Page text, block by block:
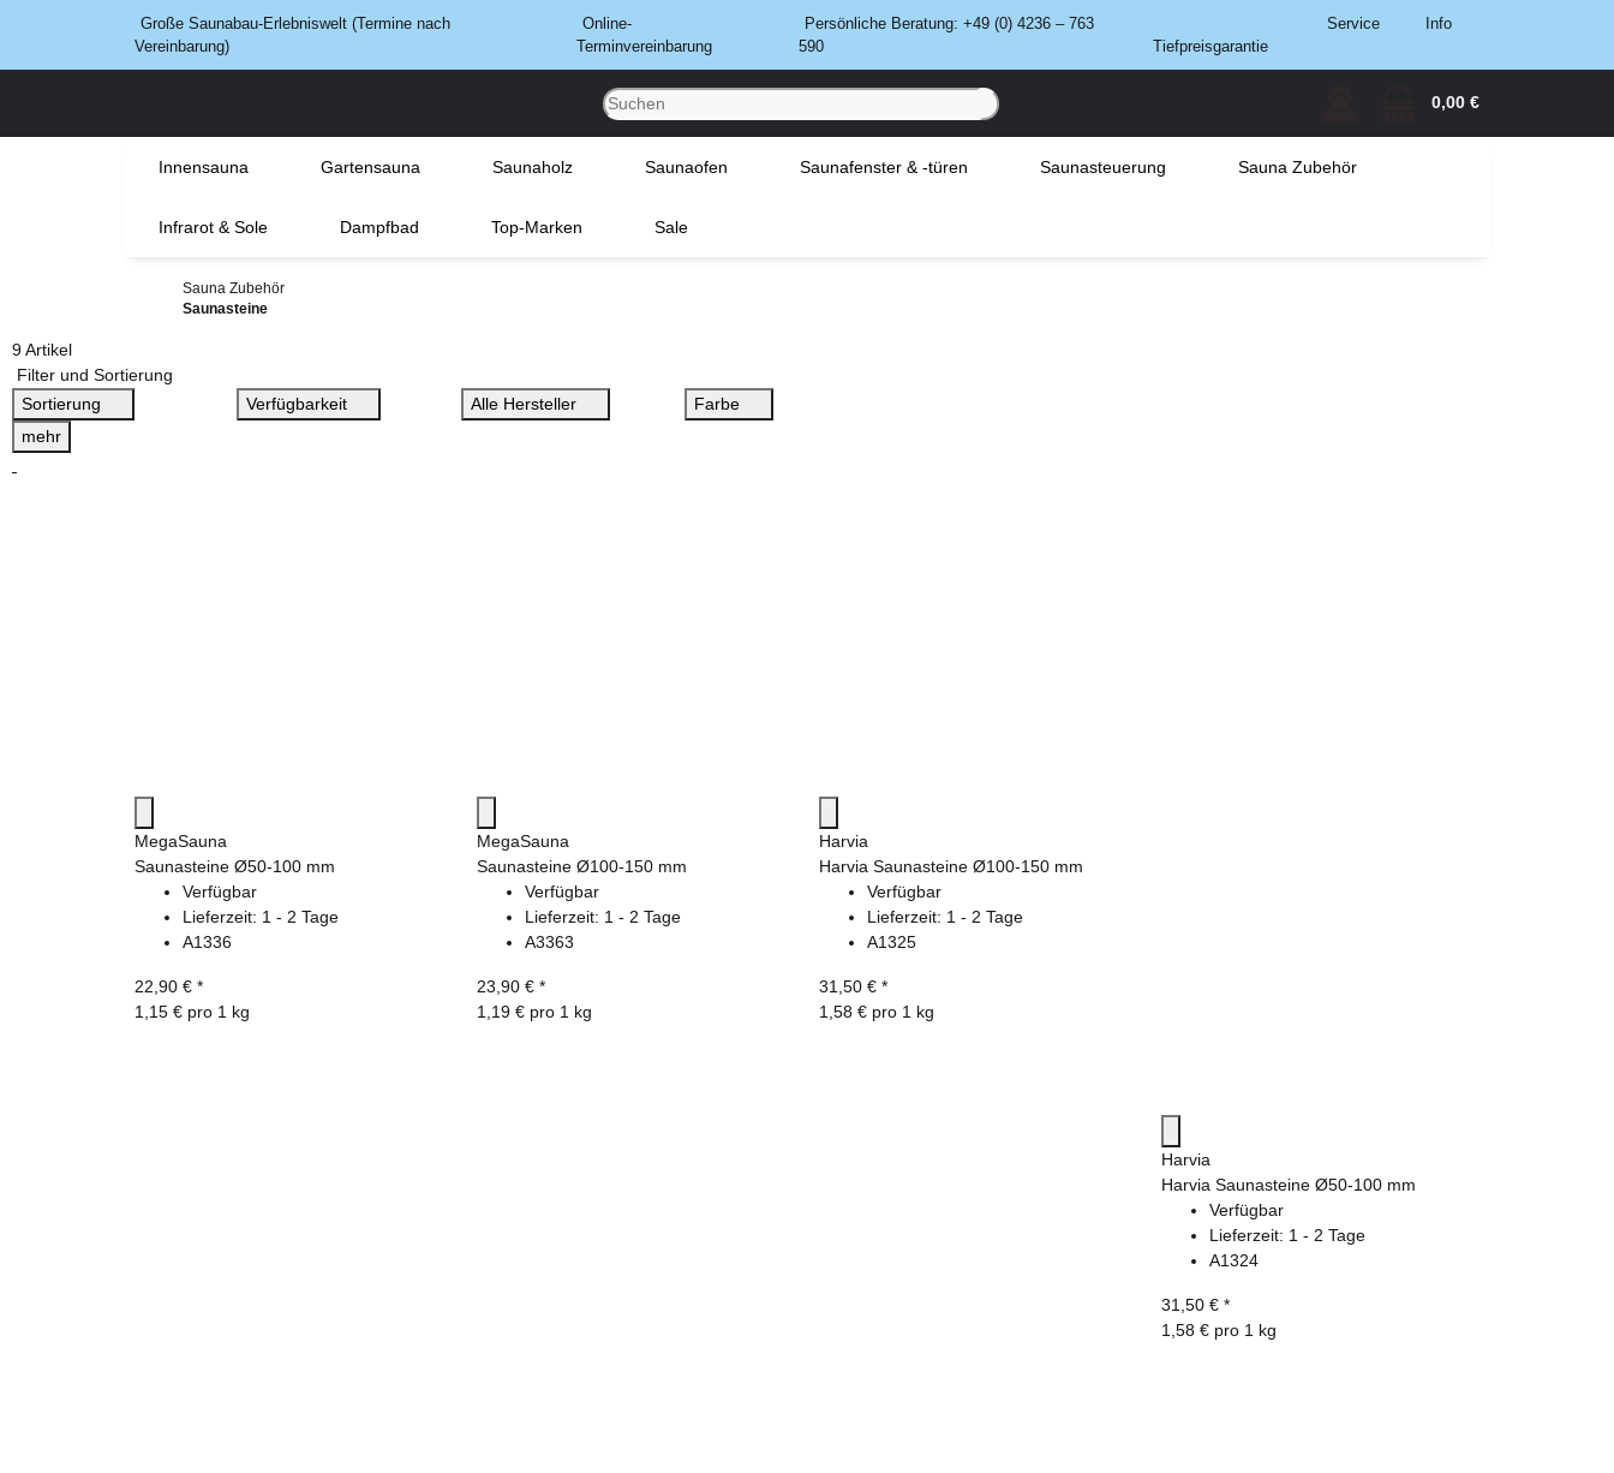
Große Saunabau-Erlebniswelt (Termine nach
Vereinbarung)
Online-
Terminvereinbarung
Persönliche Beratung: +49 (0) 4236 – 763
590
Tiefpreisgarantie
Service Info
0,00 €
Innensauna Gartensauna Saunaholz Saunaofen Saunafenster & -türen Saunasteuerung Sauna Zubehör
Infrarot & Sole Dampfbad Top-Marken Sale
Sauna Zubehör
Saunasteine
9 Artikel
Filter und Sortierung
Sortierung
Verfügbarkeit Alle Hersteller
Farbe
mehr
MegaSauna
Saunasteine Ø50-100 mm
Verfügbar
Lieferzeit: 1 - 2 Tage
A1336
22,90 € *
1,15 € pro 1 kg
MegaSauna
Saunasteine Ø100-150 mm
Verfügbar
Lieferzeit: 1 - 2 Tage
A3363
23,90 € *
1,19 € pro 1 kg
Harvia
Harvia Saunasteine Ø100-150 mm
Verfügbar
Lieferzeit: 1 - 2 Tage
A1325
31,50 € *
1,58 € pro 1 kg
Harvia
Harvia Saunasteine Ø50-100 mm
Verfügbar
Lieferzeit: 1 - 2 Tage
A1324
31,50 € *
1,58 € pro 1 kg